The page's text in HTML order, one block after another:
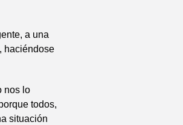
a una
haciéndose
nos lo
todos,
situación